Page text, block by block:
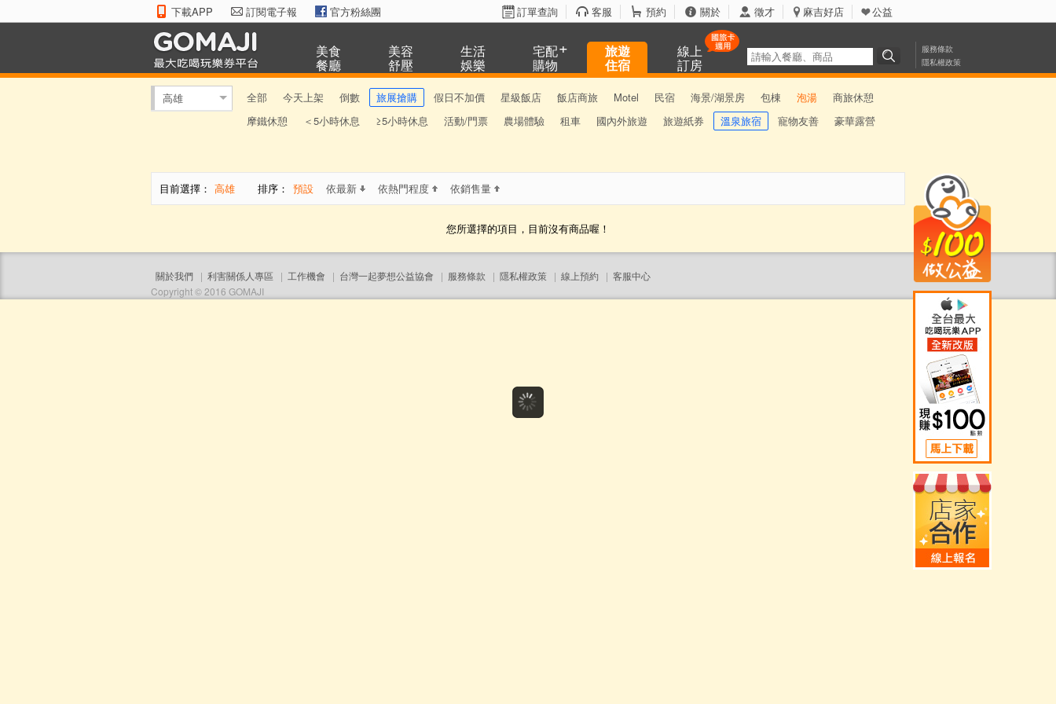
下載APP 訂閱電子報 官方粉絲團 訂單查詢 客服 預約 關於 徵才 麻吉好店 公益
美食
餐廳
美容
舒壓
生活
娛樂
宅配
購物
旅遊
住宿
線上
訂房
服務條款
隱私權政策
高雄 全部 今天上架 倒數 旅展搶購 假日不加價 星級飯店 飯店商旅 Motel 民宿 海景/湖景房 包棟 泡湯
商旅休憩
摩鐵休憩
＜5小時休息 ≥5小時休息 活動/門票 農場體驗 租車 國內外旅遊 旅遊紙券 溫泉旅宿 寵物友善 豪華露營
目前選擇： 高雄 排序： 預設 依最新 依熱門程度 依銷售量
您所選擇的項目，目前沒有商品喔！
關於我們 | 利害關係人專區 | 工作機會 | 台灣一起夢想公益協會 | 服務條款 | 隱私權政策 | 線上預約 | 客服中心
Copyright © 2016 GOMAJI